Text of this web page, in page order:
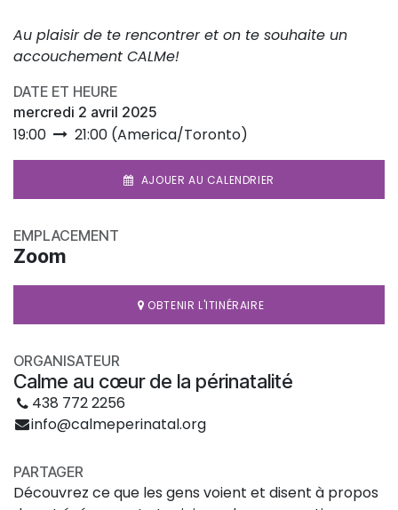
Au plaisir de te rencontrer et on te souhaite un
accouchement CALMe!
DATE ET HEURE
mercredi 2 avril 2025
19:00 21:00 (America/Toronto)
AJOUER AU CALENDRIER
EMPLACEMENT
Zoom
OBTENIR L'ITINÉRAIRE
ORGANISATEUR
Calme au cœur de la périnatalité
438 772 2256
info@calmeperinatal.org
PARTAGER
Découvrez ce que les gens voient et disent à propos